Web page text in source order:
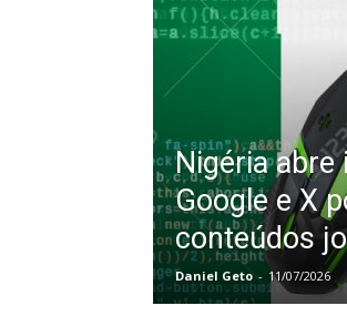
Nigéria abre
Google e X
conteúdos
Daniel Geto - 11/07/2026